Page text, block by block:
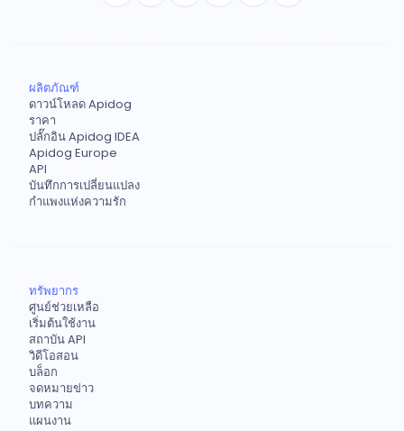
ผลิตภัณฑ์
ดาวน์โหลด Apidog
ราคา
ปลั๊กอิน Apidog IDEA
Apidog Europe
API
บันทึกการเปลี่ยนแปลง
กำแพงแห่งความรัก
ทรัพยากร
ศูนย์ช่วยเหลือ
เริ่มต้นใช้งาน
สถาบัน API
วิดีโอสอน
บล็อก
จดหมายข่าว
บทความ
แผนงาน